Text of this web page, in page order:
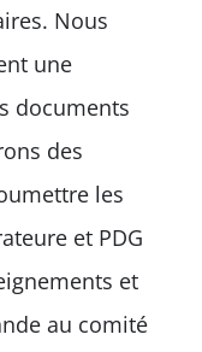
Nous
une
documents
des
les
et PDG
et
au comité